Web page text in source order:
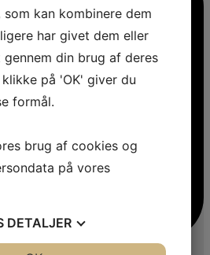
kan kombinere dem
har givet dem eller
din brug af deres
på 'OK' giver du
formål.
brug af cookies og
på vores
DETALJER